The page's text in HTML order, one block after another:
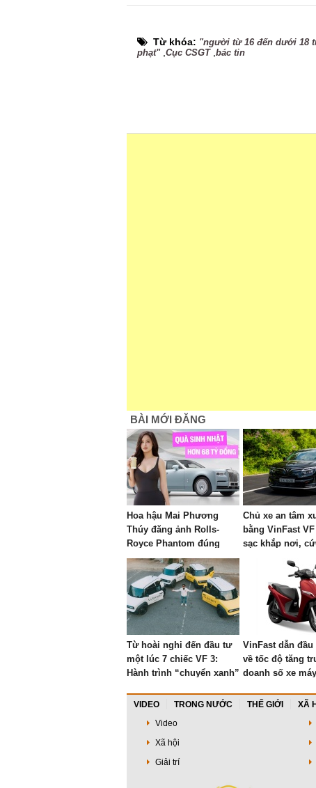
Từ khóa: "người từ 16 đến dưới 18
phạt", Cục CSGT, bác tin
BÀI MỚI ĐĂNG
Hoa hậu Mai Phương
Thúy đăng ảnh Rolls-
Royce Phantom đúng
ngày sinh nhật: Bản giới
hạn 10 chiếc toàn cầu, giá
quy đổi gần 68 tỷ đồng
Chủ xe an tâm
bằng VinFast
sạc khắp nơi,
Từ hoài nghi đến đầu tư
một lúc 7 chiếc VF 3:
Hành trình “chuyển xanh”
nhân ngành du lịch
VinFast dẫn
về tốc độ tăng
doanh số xe máy
VIDEO TRONG NƯỚC THẾ GIỚI XÃ
Video
Xã hội
Giải trí